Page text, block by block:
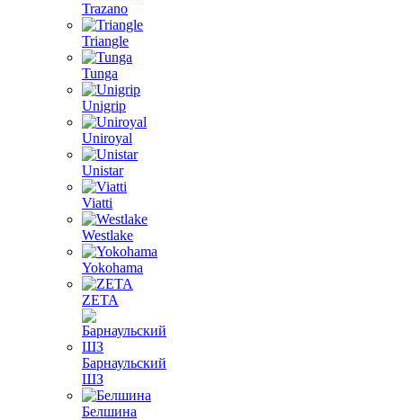
Trazano
Triangle
Tunga
Unigrip
Uniroyal
Unistar
Viatti
Westlake
Yokohama
ZETA
Барнаульский
ШЗ
Белшина